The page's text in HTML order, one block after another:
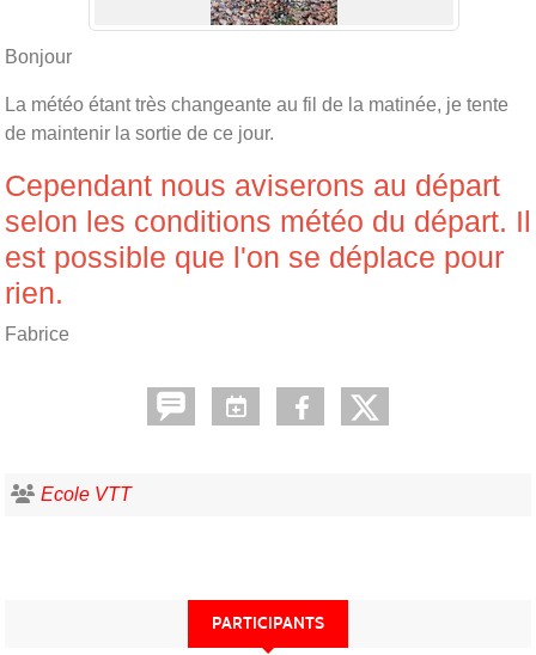
Bonjour
La météo étant très changeante au fil de la matinée, je tente
de maintenir la sortie de ce jour.
Cependant nous aviserons au départ
selon les conditions météo du départ. Il
est possible que l'on se déplace pour
rien.
Fabrice
Ecole VTT
PARTICIPANTS